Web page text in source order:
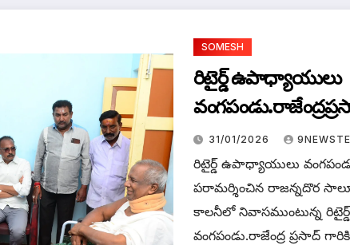
SOMESH
రిటైర్డ్ ఉపాధ్యాయులు
పరామర్శించిన
31/01/2026
రిటైర్డ్ ఉపాధ్యాయులు
పరామర్శించిన రాజన్నదొర
కాలనీలో నివాసముంటున్న
వంగపండు.రాజేంద్ర ప్రసాద్